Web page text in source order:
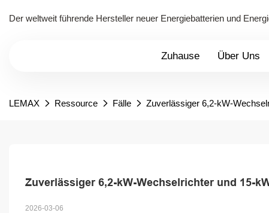
Der weltweit führende Hersteller neuer Energiebatterien und
Zuhause Über Uns
LEMAX Ressource Fälle Zuverlässiger 6,2-kW-
Zuverlässiger 6,2-kW-Wechselrichter und 15-
2026-03-06